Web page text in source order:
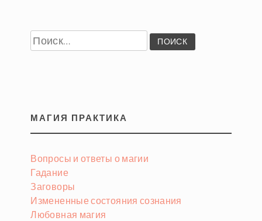
Найти:
МАГИЯ ПРАКТИКА
Вопросы и ответы о магии
Гадание
Заговоры
Измененные состояния сознания
Любовная магия